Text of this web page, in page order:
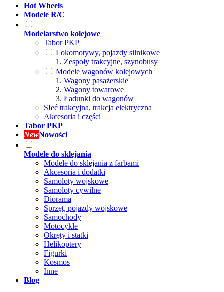
Hot Wheels
Modele R/C
Modelarstwo kolejowe
Tabor PKP
Lokomotywy, pojazdy silnikowe
Zespoły trakcyjne, szynobusy
Modele wagonów kolejowych
Wagony pasażerskie
Wagony towarowe
Ładunki do wagonów
SIeć trakcyjna, trakcja elektryczna
Akcesoria i części
Tabor PKP
NewNowości
Modele do sklejania
Modele do sklejania z farbami
Akcesoria i dodatki
Samoloty wojskowe
Samoloty cywilne
Diorama
Sprzęt, pojazdy wojskowe
Samochody
Motocykle
Okręty i statki
Helikoptery
Figurki
Kosmos
Inne
Blog